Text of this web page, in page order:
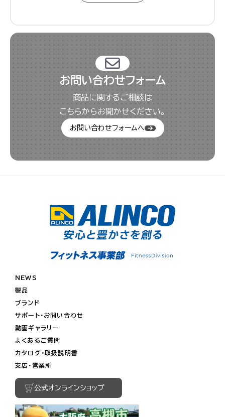
お問い合わせフォーム
商品に関するご相談は
こちらからお聞かせください。
お問い合わせフォームへ
NEWS
製品
ブランド
サポート・お問い合わせ
動画ギャラリー
よくあるご質問
カタログ・取扱説明書
支店・営業所
公式オンラインショップ